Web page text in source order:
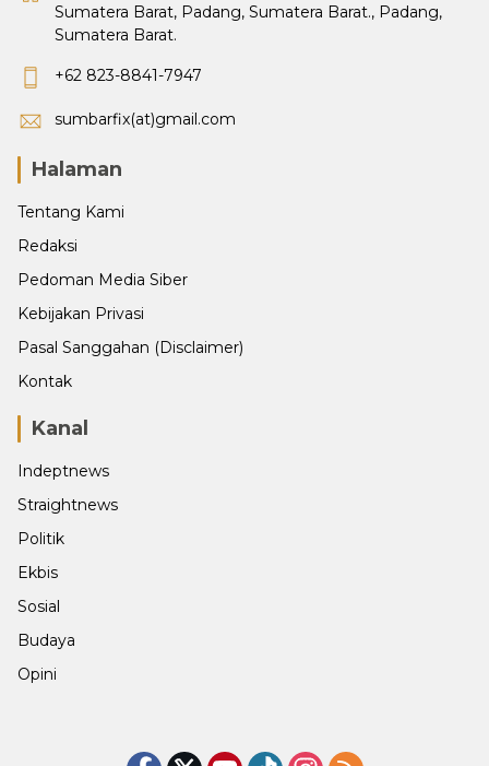
Sumatera Barat, Padang, Sumatera Barat., Padang,
Sumatera Barat.
+62 823-8841-7947
sumbarfix(at)gmail.com
Halaman
Tentang Kami
Redaksi
Pedoman Media Siber
Kebijakan Privasi
Pasal Sanggahan (Disclaimer)
Kontak
Kanal
Indeptnews
Straightnews
Politik
Ekbis
Sosial
Budaya
Opini